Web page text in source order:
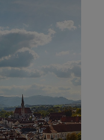
verbindet
mitten im
Zwischen
Plätze,
lebendige
jährigen
der
Österreichs